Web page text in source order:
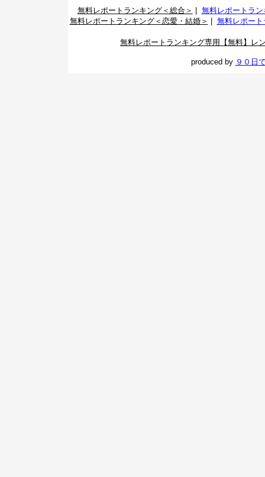
無料レポートランキング＜総合＞
無料レポートラ
無料レポートランキング＜恋愛・結婚＞
無料レポー
無料レポートランキング専用【無料】レ
produced by ９０日